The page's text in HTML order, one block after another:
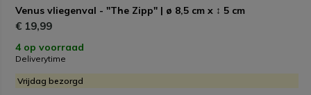
Venus vliegenval - "The Zipp" | ø 8,5 cm x ↕ 5 cm
€ 19,99
4 op voorraad
Deliverytime
Vrijdag bezorgd